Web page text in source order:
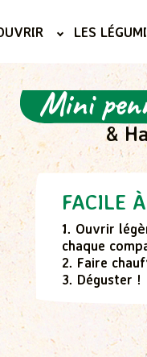
LES
Mini
&
FACILE
1. Ouvrir
chaque
2. Faire
3. Déguster !